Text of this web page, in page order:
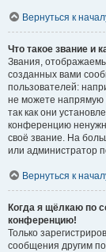
Вернуться к
Что такое звание и
Звания,
созданных вами
пользователей:
не можете напрямую
так как они
конференцию
своё звание. На
или администратор
Вернуться к
Когда я щёлкаю по
конференцию!
Только
сообщения другим